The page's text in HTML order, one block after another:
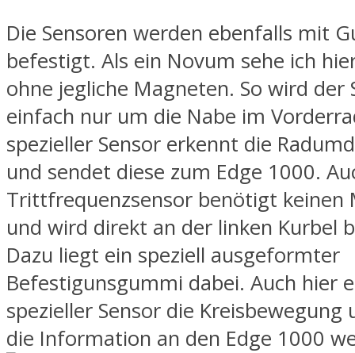
Die Sensoren werden ebenfalls mit
befestigt. Als ein Novum sehe ich
ohne jegliche Magneten. So wird der
einfach nur um die Nabe im
spezieller Sensor erkennt die
und sendet diese zum Edge 1000.
Trittfrequenzsensor benötigt keinen
und wird direkt an der linken Kurbel
Dazu liegt ein speziell ausgeformter
Befestigunsgummi dabei. Auch hier
spezieller Sensor die Kreisbewegung
die Information an den Edge 1000